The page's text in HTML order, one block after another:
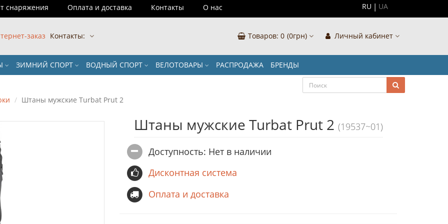
снаряжения Оплата и доставка Контакты О нас RU UA
заказ Контакты: (0грн)
Товаров: 0 Личный кабинет
ЗИМНИЙ СПОРТ ВОДНЫЙ СПОРТ ВЕЛОТОВАРЫ РАСПРОДАЖА БРЕНДЫ
Штаны мужские Turbat Prut 2
Штаны мужские Turbat Prut 2 (19537~01)
Доступность: Нет в наличии
Дисконтная система
Оплата и доставка